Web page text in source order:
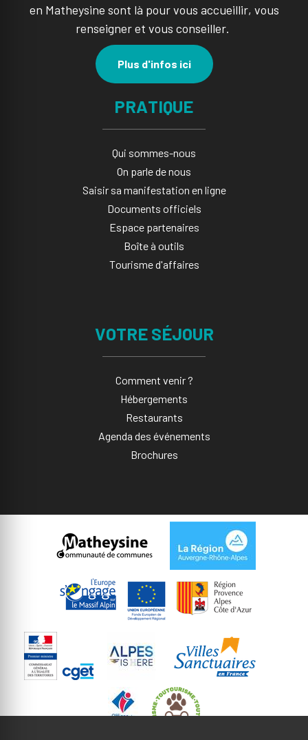
en Matheysine sont là pour vous accueillir, vous
renseigner et vous conseiller.
Plus d'infos ici
PRATIQUE
Qui sommes-nous
On parle de nous
Saisir sa manifestation en ligne​
Documents officiels
Espace partenaires
Boîte à outils
Tourisme d'affaires
VOTRE SÉJOUR
Comment venir ?
Hébergements
Restaurants
Agenda des événements
Brochures